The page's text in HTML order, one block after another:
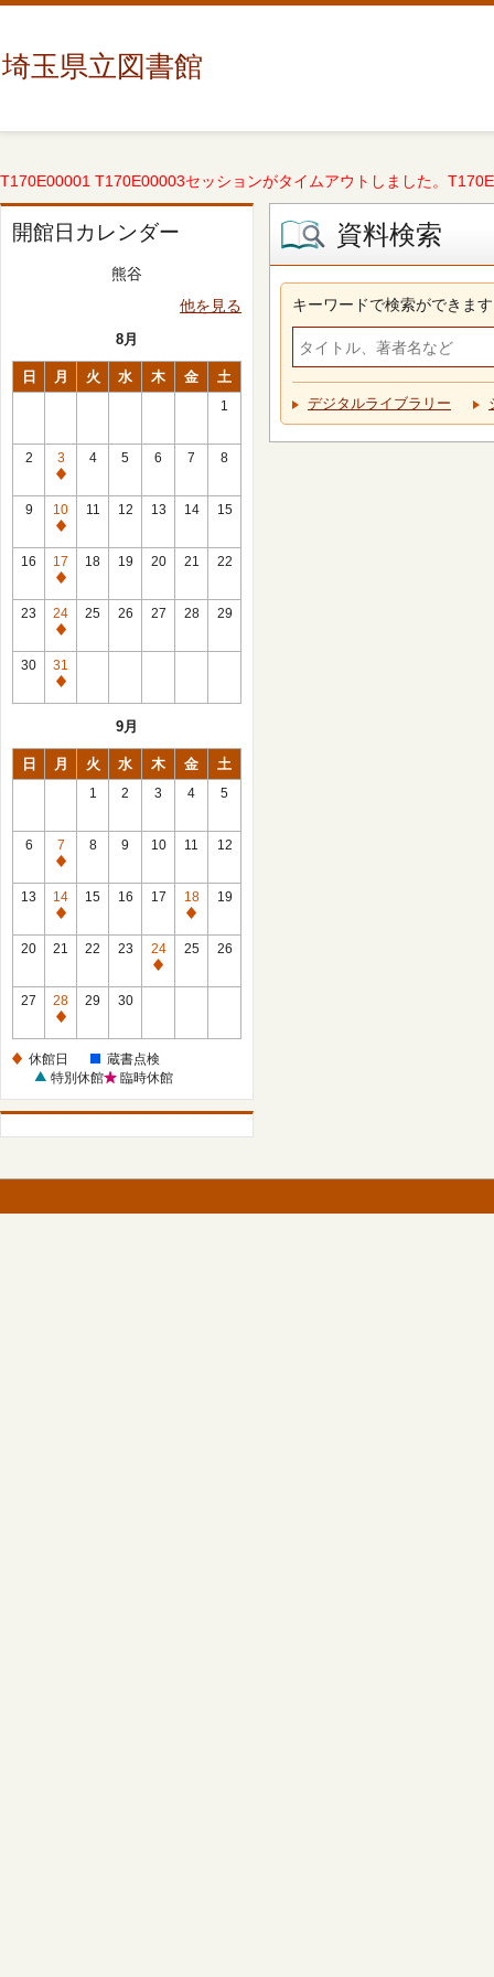
埼玉県立図書館
T170E00001 T170E00003セッションがタイムアウトしました。
開館日カレンダー
熊谷
他を見る
8月
日 月 火 水 木 金 土
1
2
3
休
館
日
4 5 6 7 8
9
10
休
館
日
11 12 13 14 15
16
17
休
館
日
18 19 20 21 22
23
24
休
館
日
25 26 27 28 29
30
31
休
9月
日 月 火 水 木 金 土
1 2 3 4 5
6
7
休
館
日
8 9 10 11 12
13
14
休
館
15 16 17
18
休
館
19
20 21 22 23
24
休
25 26
27
28
休
日
29 30
休館日
蔵書点検
特別休館
臨時休館
資料検索
キーワードで検索ができます
デジタルライブラリー